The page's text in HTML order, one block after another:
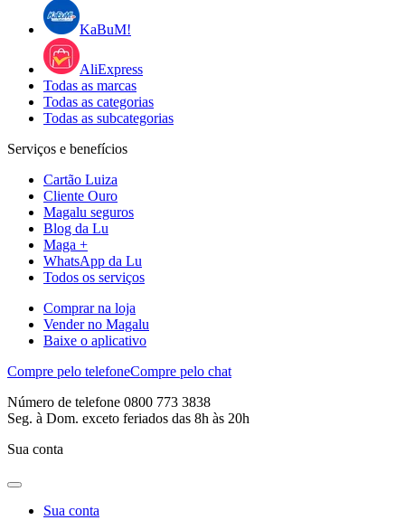
KaBuM!
AliExpress
Todas as marcas
Todas as categorias
Todas as subcategorias
Serviços e benefícios
Cartão Luiza
Cliente Ouro
Magalu seguros
Blog da Lu
Maga +
WhatsApp da Lu
Todos os serviços
Comprar na loja
Vender no Magalu
Baixe o aplicativo
Compre pelo telefoneCompre pelo chat
Número de telefone 0800 773 3838
Seg. à Dom. exceto feriados das 8h às 20h
Sua conta
Sua conta